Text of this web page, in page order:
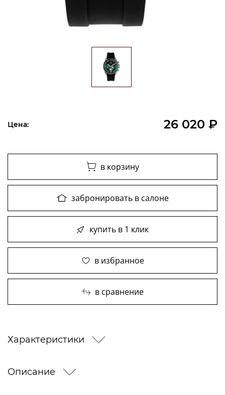
Цена: 26 020 ₽
в корзину
забронировать в салоне
купить в 1 клик
в избранное
в сравнение
Характеристики
Описание